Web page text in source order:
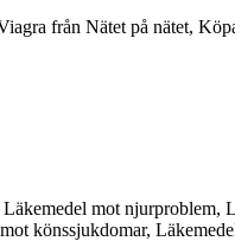
från Nätet på nätet,
mot njurproblem,
könssjukdomar,